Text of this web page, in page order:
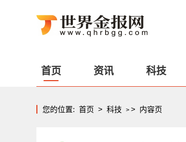
首页 资讯 科技
您的位置: 首页 > 科技 > > 内容页